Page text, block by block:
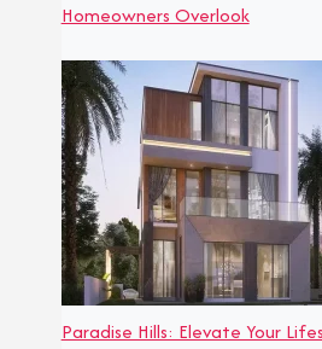
Homeowners Overlook
Paradise Hills: Elevate Your